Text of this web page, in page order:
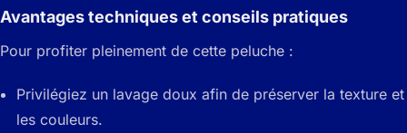
Avantages techniques et conseils pratiques
Pour profiter pleinement de cette peluche :
Privilégiez un lavage doux afin de préserver la texture et
les couleurs.